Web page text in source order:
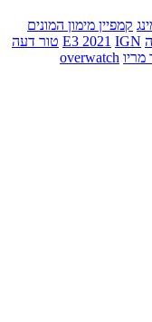
קמפיין מימון המונים
E3 2021 IGN
טור דעה
מריו overwatch